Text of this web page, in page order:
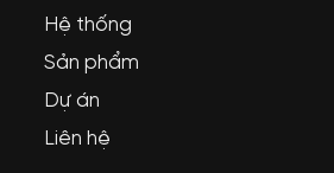
Hệ thống
Sản phẩm
Dự án
Liên hệ